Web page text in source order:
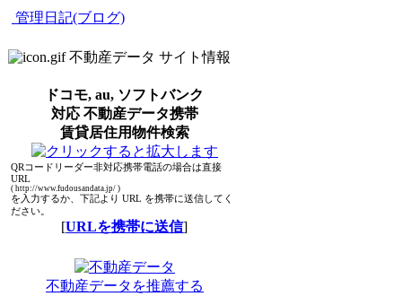
管理日記(ブログ)
不動産データ サイト情報
ドコモ, au, ソフトバンク
対応 不動産データ携帯
賃貸居住用物件検索
QRコードリーダー非対応携帯電話の場合は直接
URL
( http://www.fudousandata.jp/ )
を入力するか、下記より URL を携帯に送信してく
ださい。
[URLを携帯に送信]
不動産データを推薦する